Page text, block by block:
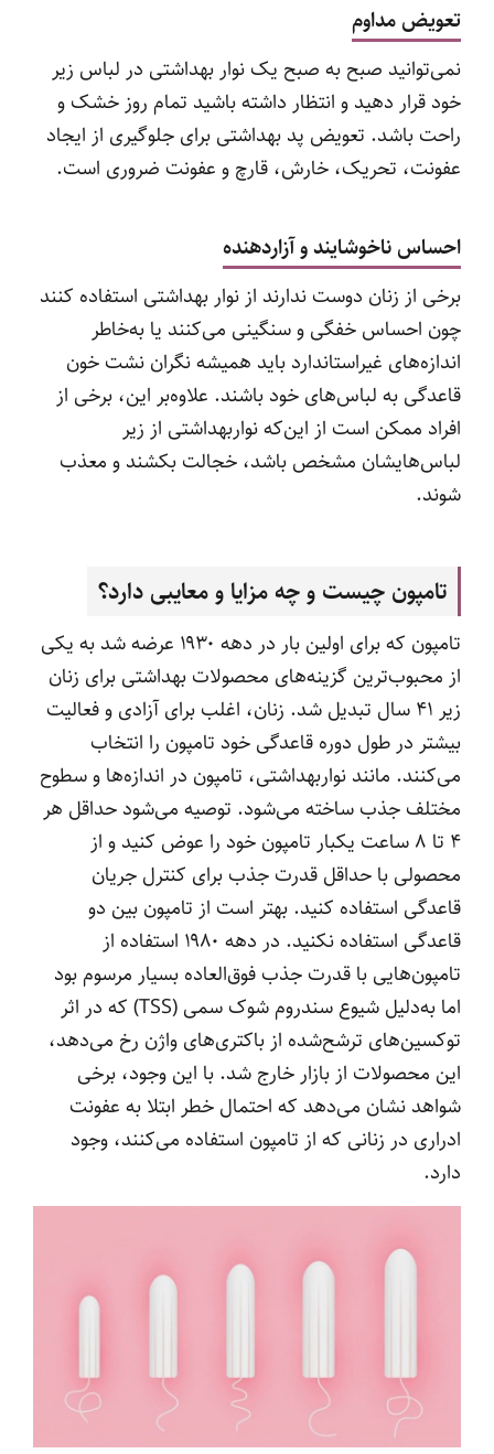
تعویض مداوم
نمی‌توانید صبح‌ به‌ صبح یک نوار بهداشتی در لباس زیر
خود قرار دهید و انتظار داشته باشید تمام روز خشک و
راحت باشد. تعویض پد بهداشتی برای جلوگیری از ایجاد
عفونت، تحریک، خارش، قارچ و عفونت ضروری است.
احساس ناخوشایند و آزاردهنده
برخی از زنان دوست ندارند از نوار بهداشتی استفاده کنند
چون احساس خفگی و سنگینی می‌کنند یا به‌خاطر
اندازه‌های غیراستاندارد باید همیشه نگران نشت خون
قاعدگی به لباس‌های خود باشند. علاوه‌بر این، برخی از
افراد ممکن است از این‌که نواربهداشتی از زیر
لباس‌هایشان مشخص باشد، خجالت بکشند و معذب
شوند.
تامپون چیست و چه مزایا و معایبی دارد؟
تامپون که برای اولین بار در دهه ۱۹۳۰ عرضه شد به یکی
از محبوب‌ترین گزینه‌های محصولات بهداشتی برای زنان
زیر ۴۱ سال تبدیل شد. زنان، اغلب برای آزادی و فعالیت
بیشتر در طول دوره قاعدگی خود تامپون را انتخاب
می‌کنند. مانند نواربهداشتی، تامپون در اندازه‌ها و سطوح
مختلف جذب ساخته می‌شود. توصیه می‌شود حداقل هر
۴ تا ۸ ساعت یکبار تامپون خود را عوض کنید و از
محصولی با حداقل قدرت جذب برای کنترل جریان
قاعدگی استفاده کنید. بهتر است از تامپون بین دو
قاعدگی استفاده نکنید. در دهه ۱۹۸۰ استفاده از
تامپون‌هایی با قدرت جذب فوق‌العاده بسیار مرسوم بود
اما به‌دلیل شیوع سندروم شوک سمی (TSS) که در اثر
توکسین‌های ترشح‌شده از باکتری‌های واژن رخ می‌دهد،
این محصولات از بازار خارج شد. با این وجود، برخی
شواهد نشان می‌دهد که احتمال خطر ابتلا به عفونت
ادراری در زنانی که از تامپون استفاده می‌کنند، وجود
دارد.